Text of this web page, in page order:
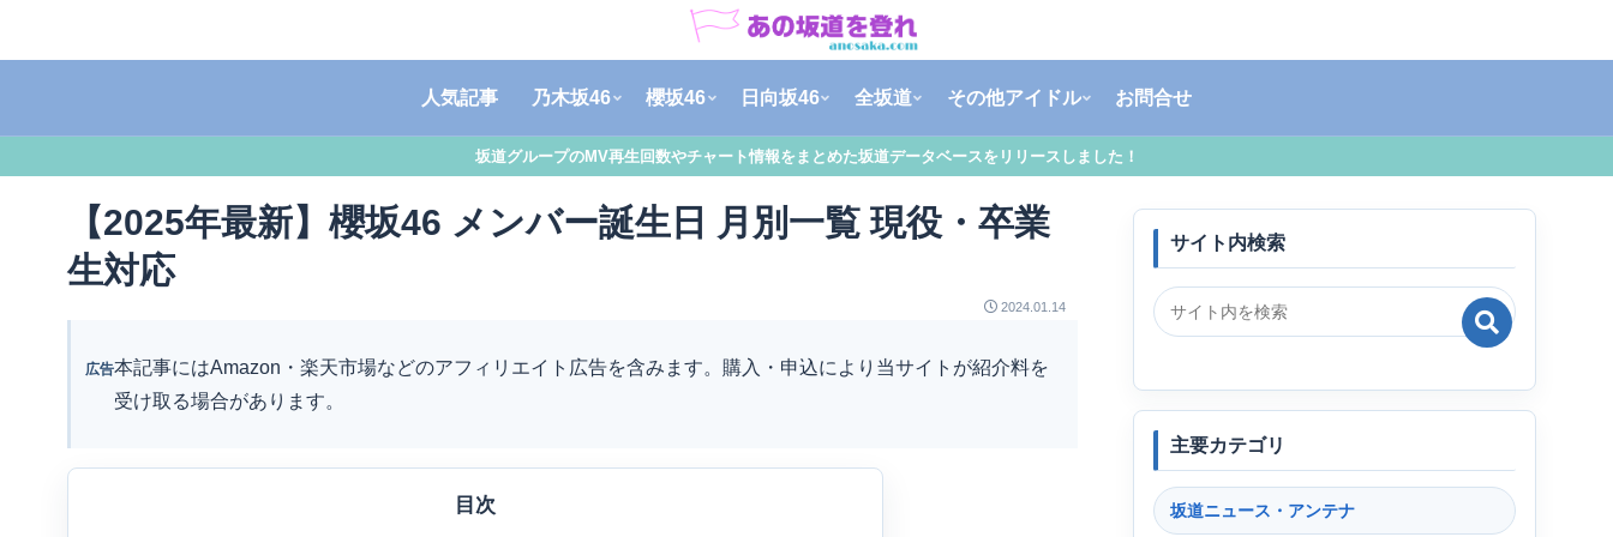
人気記事 乃木坂46 櫻坂46 日向坂46 全坂道 その他アイドル お問合せ
坂道グループのMV再生回数やチャート情報をまとめた坂道データベースをリリースしました！
【2025年最新】櫻坂46 メンバー誕生日 月別一覧 現役・卒業
生対応
2024.01.14
広告本記事にはAmazon・楽天市場などのアフィリエイト広告を含みます。購入・申込により当サイトが紹介料を
受け取る場合があります。
目次
サイト内検索
主要カテゴリ
坂道ニュース・アンテナ